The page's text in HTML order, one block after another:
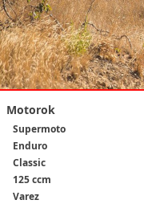
Motorok
Supermoto
Enduro
Classic
125 ccm
Varez